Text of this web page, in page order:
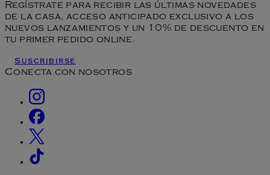
Regístrate para recibir las últimas novedades
de la casa, acceso anticipado exclusivo a los
nuevos lanzamientos y un 10% de descuento en
tu primer pedido online.
Suscribirse
Conecta con nosotros